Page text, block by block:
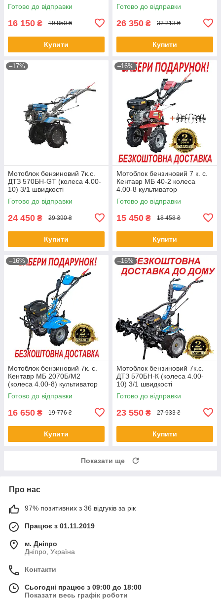
Готово до відправки
16 150 ₴ 19 850 ₴
Купити
Готово до відправки
26 350 ₴ 32 213 ₴
Купити
–17%
Мотоблок бензиновий 7к.с.
ДТЗ 570БН-GT (колеса 4.00-
10) 3/1 швидкості
Готово до відправки
24 450 ₴ 29 390 ₴
Купити
–16%
Мотоблок бензиновий 7 к. с.
Кентавр МБ 40-2 колеса
4.00-8 культиватор
бензиновий
Готово до відправки
15 450 ₴ 18 458 ₴
Купити
–16%
Мотоблок бензиновий 7к. с.
Кентавр МБ 2070Б/М2
(колеса 4.00-8) культиватор
бензиновий
Готово до відправки
16 650 ₴ 19 776 ₴
Купити
–16%
Мотоблок бензиновий 7к.с.
ДТЗ 570БН-К (колеса 4.00-
10) 3/1 швидкості
Готово до відправки
23 550 ₴ 27 933 ₴
Купити
Показати ще
Про нас
97% позитивних з 36 відгуків за рік
Працює з 01.11.2019
м. Дніпро
Дніпро, Україна
Контакти
Сьогодні працює з 09:00 до 18:00
Показати весь графік роботи